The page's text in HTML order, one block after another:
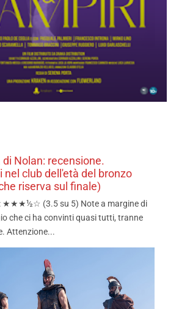
di Nolan: recensione.
nel club dell'età del bronzo
riserva sul finale)
★★★½☆ (3.5 su 5) Note a margine di
che ci ha convinti quasi tutti, tranne
Attenzione...